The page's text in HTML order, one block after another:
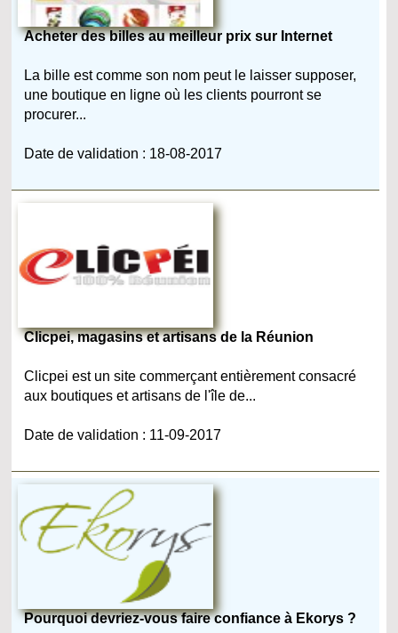
Acheter des billes au meilleur prix sur Internet
La bille est comme son nom peut le laisser supposer,
une boutique en ligne où les clients pourront se
procurer...
Date de validation : 18-08-2017
Clicpei, magasins et artisans de la Réunion
Clicpei est un site commerçant entièrement consacré
aux boutiques et artisans de l'île de...
Date de validation : 11-09-2017
Pourquoi devriez-vous faire confiance à Ekorys ?